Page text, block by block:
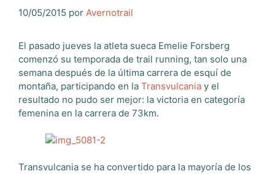
10/05/2015 por Avernotrail
El pasado jueves la atleta sueca Emelie Forsberg
comenzó su temporada de trail running, tan solo una
semana después de la última carrera de esquí de
montaña, participando en la Transvulcania y el
resultado no pudo ser mejor: la victoria en categoría
femenina en la carrera de 73km.
Transvulcania se ha convertido para la mayoría de los